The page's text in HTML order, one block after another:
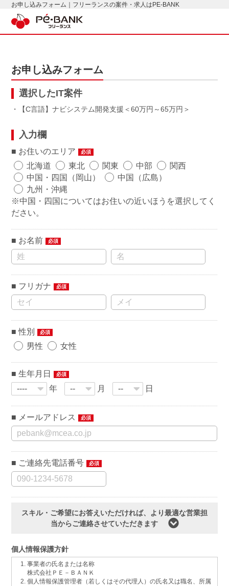
お申し込みフォーム｜フリーランスの案件・求人はPE-BANK
お申し込みフォーム
選択したIT案件
・【C言語】ナビシステム開発支援 60万円～65万円
入力欄
お住いのエリア 必須
北海道 東北 関東 中部
関西
中国・四国（岡山）
中国（広島）
九州・沖縄
※中国・四国についてはお住いの近いほうを選択してく
ださい。
お名前 必須
フリガナ 必須
性別 必須
男性 女性
生年月日 必須
年 月 日
メールアドレス 必須
ご連絡先電話番号 必須
スキル・ご希望にお答えいただければ、より最適な営業担
当からご連絡させていただきます
個人情報保護方針
事業者の氏名または名称
株式会社ＰＥ－ＢＡＮＫ
個人情報保護管理者（若しくはその代理人）の氏名又は職名、所属